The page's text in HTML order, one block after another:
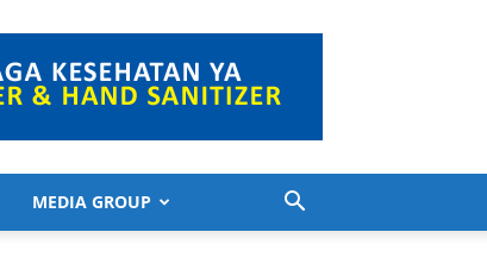
MEDIA GROUP